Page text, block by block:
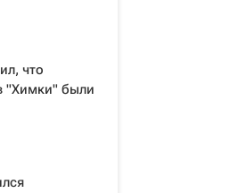
что
"Химки" были